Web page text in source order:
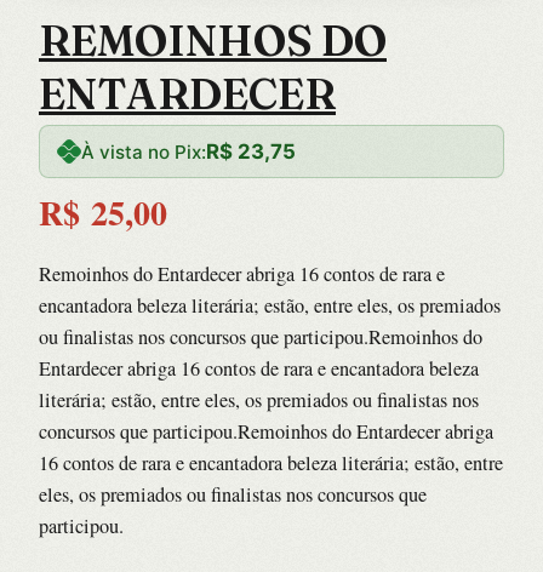
REMOINHOS DO
ENTARDECER
À vista no Pix:R$ 23,75
R$ 25,00
Remoinhos do Entardecer abriga 16 contos de rara e
encantadora beleza literária; estão, entre eles, os premiados
ou finalistas nos concursos que participou.Remoinhos do
Entardecer abriga 16 contos de rara e encantadora beleza
literária; estão, entre eles, os premiados ou finalistas nos
concursos que participou.Remoinhos do Entardecer abriga
16 contos de rara e encantadora beleza literária; estão, entre
eles, os premiados ou finalistas nos concursos que
participou.